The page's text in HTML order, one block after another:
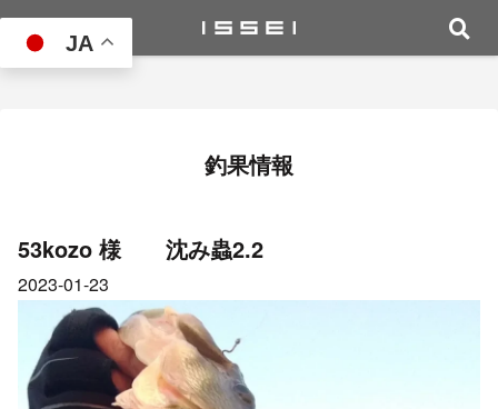
JA
釣果情報
53kozo 様 沈み蟲2.2
2023-01-23